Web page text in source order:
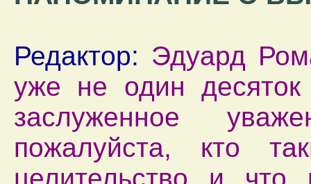
Редактор: Эдуард
уже не один
заслуженное
пожалуйста, кто